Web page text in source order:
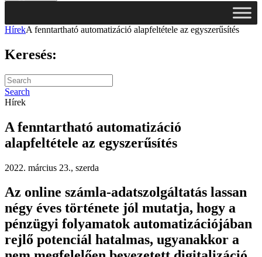
HírekA fenntartható automatizáció alapfeltétele az egyszerűsítés
Keresés:
Search
Hírek
A fenntartható automatizáció
alapfeltétele az egyszerűsítés
2022. március 23., szerda
Az online számla-adatszolgáltatás lassan
négy éves története jól mutatja, hogy a
pénzügyi folyamatok automatizációjában
rejlő potenciál hatalmas, ugyanakkor a